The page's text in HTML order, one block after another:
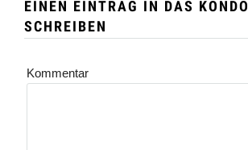
EINEN EINTRAG IN DAS
SCHREIBEN
Kommentar